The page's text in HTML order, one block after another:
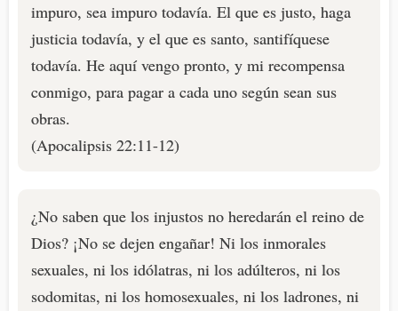
impuro, sea impuro todavía. El que es justo, haga
justicia todavía, y el que es santo, santifíquese
todavía. He aquí vengo pronto, y mi recompensa
conmigo, para pagar a cada uno según sean sus
obras.
(Apocalipsis 22:11-12)
¿No saben que los injustos no heredarán el reino de
Dios? ¡No se dejen engañar! Ni los inmorales
sexuales, ni los idólatras, ni los adúlteros, ni los
sodomitas, ni los homosexuales, ni los ladrones, ni